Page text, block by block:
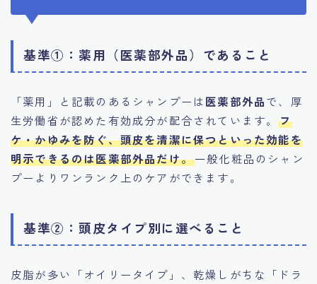
基準①：薬用（医薬部外品）であること
「薬用」と記載のあるシャンプーは医薬部外品で、厚
生労働省が認めた有効成分が配合されています。フ
ケ・かゆみを防ぐ、頭皮を清潔に保つといった効能を
明示できるのは医薬部外品だけ。一般化粧品のシャン
プーよりワンランク上のケアができます。
基準②：頭皮タイプ別に選べること
皮脂が多い「オイリータイプ」、乾燥しがちな「ドラ